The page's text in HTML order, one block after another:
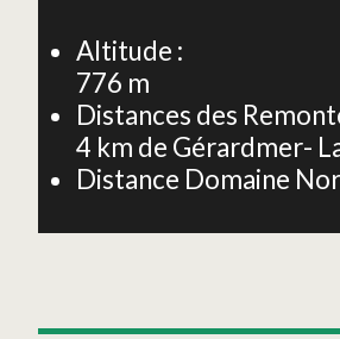
Altitude :
776 m
Distances des
4 km de Gérardmer-
Distance Domaine